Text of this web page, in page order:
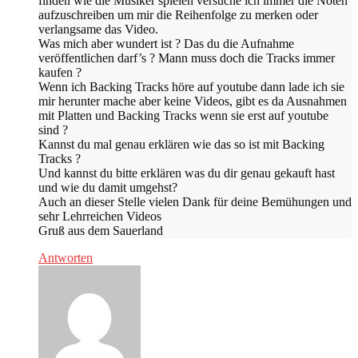
aufzuschreiben um mir die Reihenfolge zu merken oder
verlangsame das Video.
Was mich aber wundert ist ? Das du die Aufnahme
veröffentlichen darf’s ? Mann muss doch die Tracks immer
kaufen ?
Wenn ich Backing Tracks höre auf youtube dann lade ich sie
mir herunter mache aber keine Videos, gibt es da Ausnahmen
mit Platten und Backing Tracks wenn sie erst auf youtube
sind ?
Kannst du mal genau erklären wie das so ist mit Backing
Tracks ?
Und kannst du bitte erklären was du dir genau gekauft hast
und wie du damit umgehst?
Auch an dieser Stelle vielen Dank für deine Bemühungen und
sehr Lehrreichen Videos
Gruß aus dem Sauerland
Antworten